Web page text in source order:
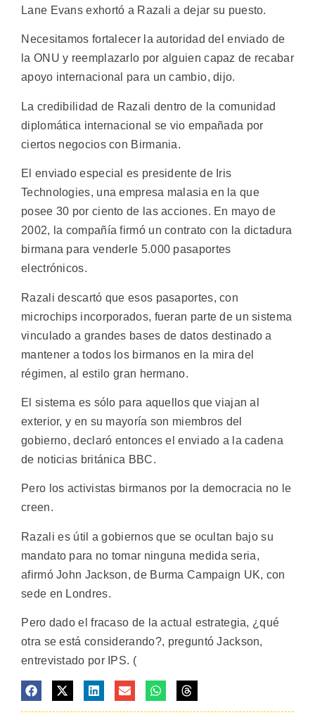
Lane Evans exhortó a Razali a dejar su puesto.
Necesitamos fortalecer la autoridad del enviado de
la ONU y reemplazarlo por alguien capaz de recabar
apoyo internacional para un cambio, dijo.
La credibilidad de Razali dentro de la comunidad
diplomática internacional se vio empañada por
ciertos negocios con Birmania.
El enviado especial es presidente de Iris
Technologies, una empresa malasia en la que
posee 30 por ciento de las acciones. En mayo de
2002, la compañía firmó un contrato con la dictadura
birmana para venderle 5.000 pasaportes
electrónicos.
Razali descartó que esos pasaportes, con
microchips incorporados, fueran parte de un sistema
vinculado a grandes bases de datos destinado a
mantener a todos los birmanos en la mira del
régimen, al estilo gran hermano.
El sistema es sólo para aquellos que viajan al
exterior, y en su mayoría son miembros del
gobierno, declaró entonces el enviado a la cadena
de noticias británica BBC.
Pero los activistas birmanos por la democracia no le
creen.
Razali es útil a gobiernos que se ocultan bajo su
mandato para no tomar ninguna medida seria,
afirmó John Jackson, de Burma Campaign UK, con
sede en Londres.
Pero dado el fracaso de la actual estrategia, ¿qué
otra se está considerando?, preguntó Jackson,
entrevistado por IPS. (